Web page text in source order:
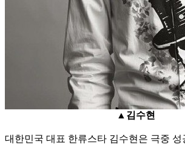
▲김수현
대한민국 대표 한류스타 김수현은 극중 성